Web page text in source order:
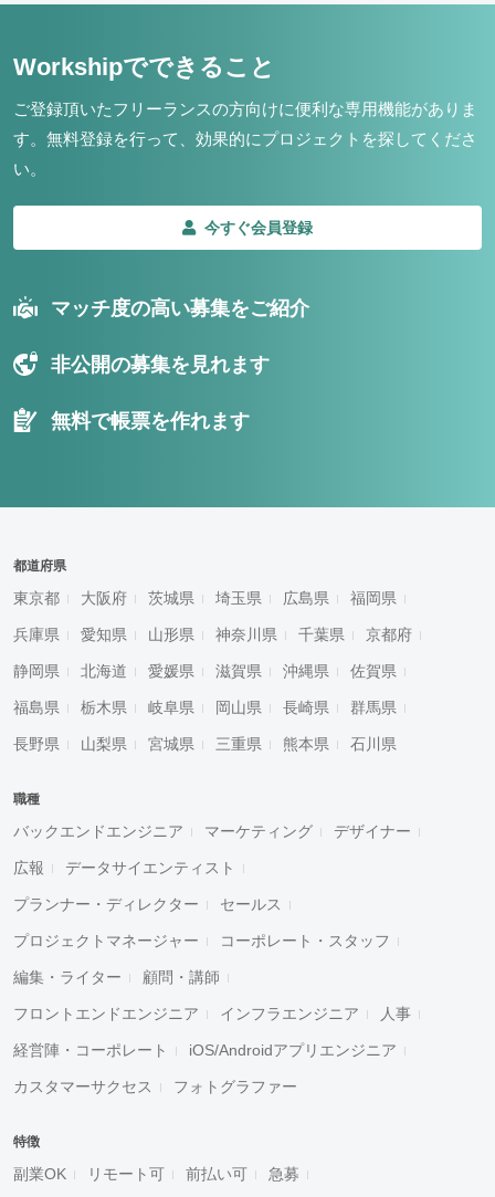
Workshipでできること
ご登録頂いたフリーランスの方向けに便利な専用機能がありま
す。 無料登録を行って、効果的にプロジェクトを探してくださ
い。
今すぐ会員登録
マッチ度の高い募集をご紹介
非公開の募集を見れます
無料で帳票を作れます
都道府県
東京都 大阪府 茨城県 埼玉県 広島県 福岡県
兵庫県 愛知県 山形県 神奈川県 千葉県 京都府
静岡県 北海道 愛媛県 滋賀県 沖縄県 佐賀県
福島県 栃木県 岐阜県 岡山県 長崎県 群馬県
長野県 山梨県 宮城県 三重県 熊本県 石川県
職種
バックエンドエンジニア マーケティング デザイナー
広報 データサイエンティスト
プランナー・ディレクター セールス
プロジェクトマネージャー コーポレート・スタッフ
編集・ライター 顧問・講師
フロントエンドエンジニア インフラエンジニア 人事
経営陣・コーポレート iOS/Androidアプリエンジニア
カスタマーサクセス フォトグラファー
特徴
副業OK リモート可 前払い可 急募